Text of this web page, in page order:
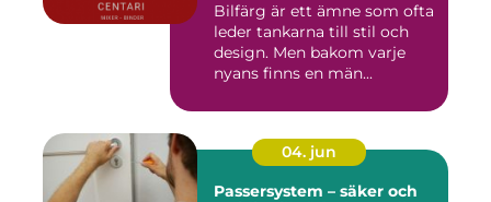
Bilfärg är ett ämne som ofta
leder tankarna till stil och
design. Men bakom varje
nyans finns en män...
04. jun
Passersystem – säker och